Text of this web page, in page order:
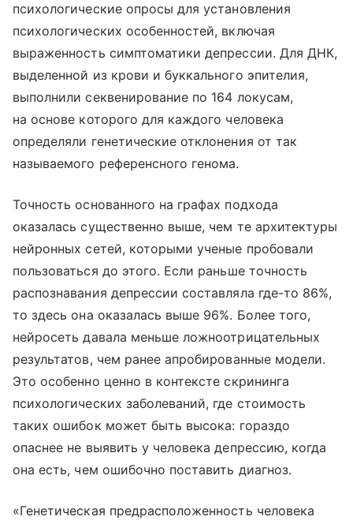
психологические опросы для установления
психологических особенностей, включая
выраженность симптоматики депрессии. Для ДНК,
выделенной из крови и буккального эпителия,
выполнили секвенирование по 164 локусам,
на основе которого для каждого человека
определяли генетические отклонения от так
называемого референсного генома.
Точность основанного на графах подхода
оказалась существенно выше, чем те архитектуры
нейронных сетей, которыми ученые пробовали
пользоваться до этого. Если раньше точность
распознавания депрессии составляла где-то 86%,
то здесь она оказалась выше 96%. Более того,
нейросеть давала меньше ложноотрицательных
результатов, чем ранее апробированные модели.
Это особенно ценно в контексте скрининга
психологических заболеваний, где стоимость
таких ошибок может быть высока: гораздо
опаснее не выявить у человека депрессию, когда
она есть, чем ошибочно поставить диагноз.
«Генетическая предрасположенность человека